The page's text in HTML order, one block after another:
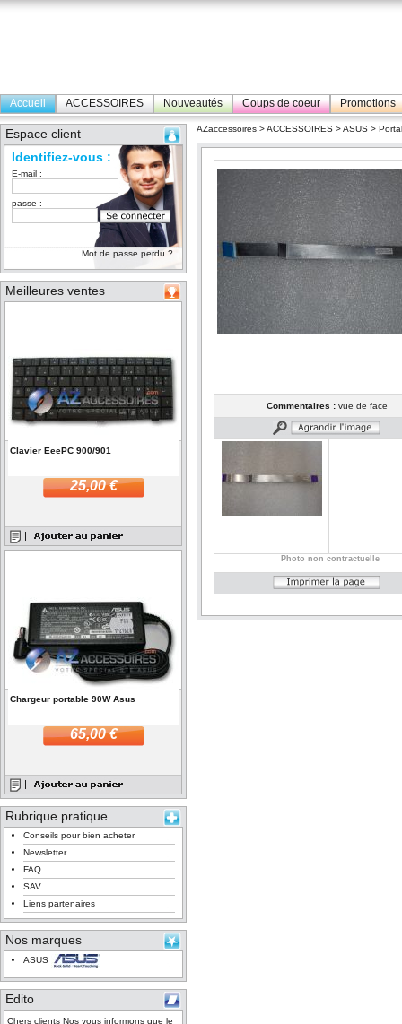
Accueil ACCESSOIRES Nouveautés Coups de coeur Promotions
Espace client
Identifiez-vous :
E-mail :
passe :
Mot de passe perdu ?
Meilleures ventes
Clavier EeePC 900/901
25,00 €
Chargeur portable 90W Asus
65,00 €
Rubrique pratique
Conseils pour bien acheter
Newsletter
FAQ
SAV
Liens partenaires
Nos marques
ASUS
Edito
Chers clients Nos vous informons que le
AZaccessoires >ACCESSOIRES >ASUS >
Commentaires :vue de face
Photo non contractuelle